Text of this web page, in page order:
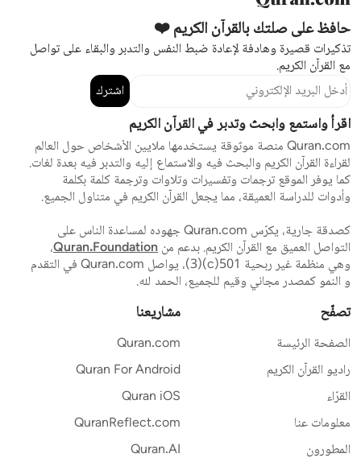
حافظ على صلتك بالقرآن الكريم ❤️
تذكيرات قصيرة وهادفة لإعادة ضبط النفس والتدبر والبقاء على تواصل
مع القرآن الكريم.
اشترك
اقرأ واستمع وابحث وتدبر في القرآن الكريم
Quran.com منصة موثوقة يستخدمها ملايين الأشخاص حول العالم
لقراءة القرآن الكريم والبحث فيه والاستماع إليه والتدبر فيه بعدة لغات.
كما يوفر الموقع ترجمات وتفسيرات وتلاوات وترجمة كلمة بكلمة
وأدوات للدراسة العميقة، مما يجعل القرآن الكريم في متناول الجميع.
كصدقة جارية، يكرّس Quran.com جهوده لمساعدة الناس على
التواصل العميق مع القرآن الكريم. بدعم منQuran.Foundation،
وهي منظمة غير ربحية 501(c)(3)، يواصل Quran.com في التقدم
و النمو كمصدر مجاني وقيم للجميع، الحمد لله.
تصفّح
الصفحة الرئيسة
راديو القرآن الكريم
القرّاء
معلومات عنا
المطورون
مشاريعنا
Quran.com
Quran For Android
Quran iOS
QuranReflect.com
Quran.AI